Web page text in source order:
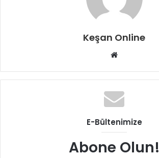
Keşan Online
Web
E-Bültenimize
Abone Olun!